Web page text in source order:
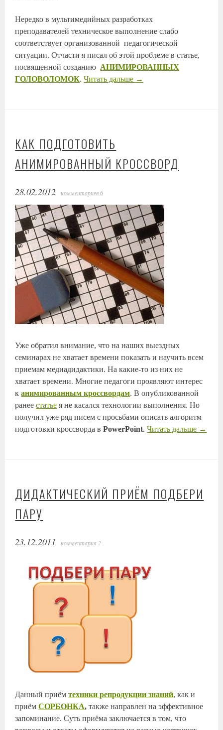
Нередко в мультимедийных разработках
преподавателей техническое выполнение слабо
соответствует организованной педагогической
ситуации. Отчасти я писал об этой проблеме в статье,
посвященной созданию АНИМИРОВАННЫХ
ГОЛОВОЛОМОК.Читать дальше →
КАК ПОДГОТОВИТЬ
АНИМИРОВАННЫЙ КРОССВОРД
28.02.2012 комментариев 6
Уже обратил внимание, что на наших выездных
семинарах не хватает времени показать и научить всем
приемам медиадидактики. На какие-то из них не
хватает времени. Многие педагоги проявляют интерес
канимированным кроссвордам. В опубликованной
ранеестатье я не касался технологии выполнения. Но
получил уже ряд писем с просьбами описать алгоритм
подготовки кроссворда вPowerPoint.Читать дальше →
ДИДАКТИЧЕСКИЙ ПРИЁМ ПОДБЕРИ
ПАРУ
23.12.2011 комментария 2
Данный приёмтехники репродукции знаний, как и
приёмСОРБОНКА, также направлен на эффективное
запоминание. Суть приёма заключается в том, что